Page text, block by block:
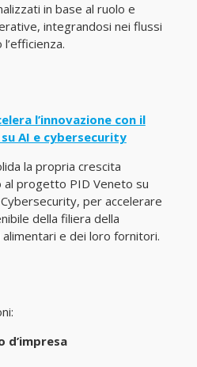
in base al ruolo e
integrandosi nei flussi
l’innovazione con il
AI e cybersecurity
la propria crescita
al progetto PID Veneto su
per accelerare
della filiera della
e dei loro fornitori.